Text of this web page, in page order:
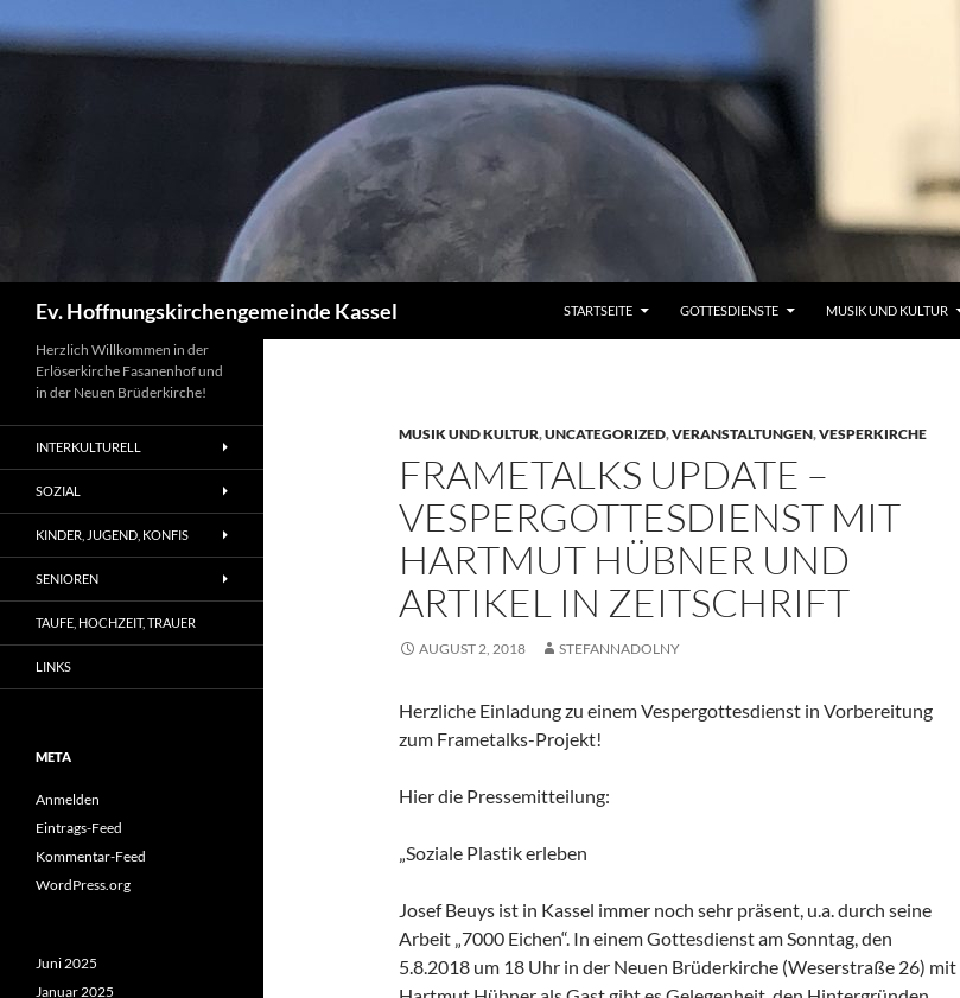
Inhalt
Ev. Hoffnungskirchengemeinde Kassel STARTSEITE GOTTESDIENSTE MUSIK UND KULTUR
MUSIK UND KULTUR,UNCATEGORIZED,VERANSTALTUNGEN,VESPERKIRCHE
FRAMETALKS UPDATE –
VESPERGOTTESDIENST MIT
HARTMUT HÜBNER UND
ARTIKEL IN ZEITSCHRIFT
AUGUST 2, 2018 STEFANNADOLNY
Herzliche Einladung zu einem Vespergottesdienst in Vorbereitung
zum Frametalks-Projekt!
Hier die Pressemitteilung:
„Soziale Plastik erleben
Josef Beuys ist in Kassel immer noch sehr präsent, u.a. durch seine
Arbeit „7000 Eichen“. In einem Gottesdienst am Sonntag, den
5.8.2018 um 18 Uhr in der Neuen Brüderkirche (Weserstraße 26) mit
Herzlich Willkommen in der
Erlöserkirche Fasanenhof und
in der Neuen Brüderkirche!
INTERKULTURELL
SOZIAL
KINDER, JUGEND, KONFIS
SENIOREN
TAUFE, HOCHZEIT, TRAUER
LINKS
META
Anmelden
Eintrags-Feed
Kommentar-Feed
WordPress.org
Juni 2025
Januar 2025